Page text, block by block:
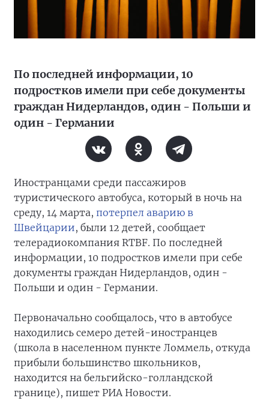
По последней информации, 10
подростков имели при себе документы
граждан Нидерландов, один - Польши и
один - Германии
Иностранцами среди пассажиров
туристического автобуса, который в ночь на
среду, 14 марта, потерпел аварию в
Швейцарии, были 12 детей, сообщает
телерадиокомпания RTBF. По последней
информации, 10 подростков имели при себе
документы граждан Нидерландов, один -
Польши и один - Германии.
Первоначально сообщалось, что в автобусе
находились семеро детей-иностранцев
(школа в населенном пункте Ломмель, откуда
прибыли большинство школьников,
находится на бельгийско-голландской
границе), пишет РИА Новости.